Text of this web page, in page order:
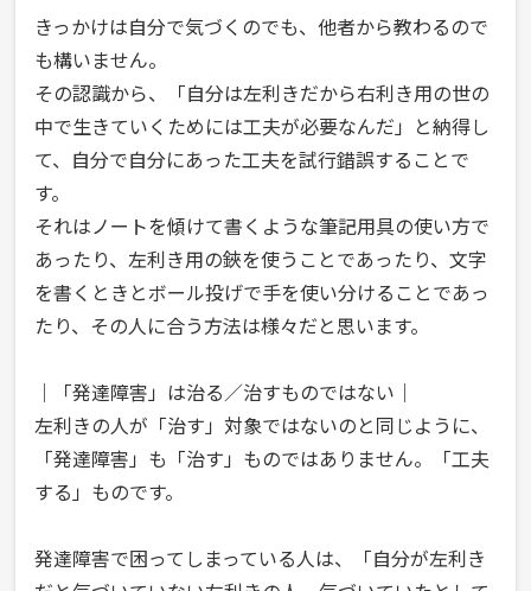
きっかけは自分で気づくのでも、他者から教わるので
も構いません。
その認識から、「自分は左利きだから右利き用の世の
中で生きていくためには工夫が必要なんだ」と納得し
て、自分で自分にあった工夫を試行錯誤することで
す。
それはノートを傾けて書くような筆記用具の使い方で
あったり、左利き用の鋏を使うことであったり、文字
を書くときとボール投げで手を使い分けることであっ
たり、その人に合う方法は様々だと思います。
｜「発達障害」は治る／治すものではない｜
左利きの人が「治す」対象ではないのと同じように、
「発達障害」も「治す」ものではありません。「工夫
する」ものです。
発達障害で困ってしまっている人は、「自分が左利き